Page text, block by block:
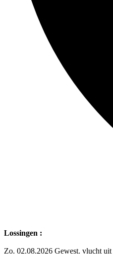
Lossingen :
Zo. 02.08.2026 Gewest. vlucht